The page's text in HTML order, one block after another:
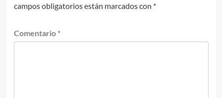
campos obligatorios están marcados con *
Comentario *